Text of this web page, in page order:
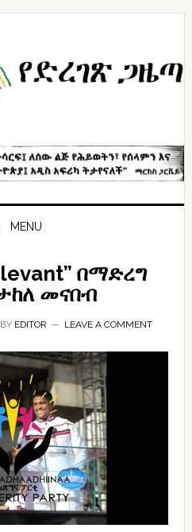
MENU
በማድረግ
መናበብ
BY EDITOR LEAVE A COMMENT